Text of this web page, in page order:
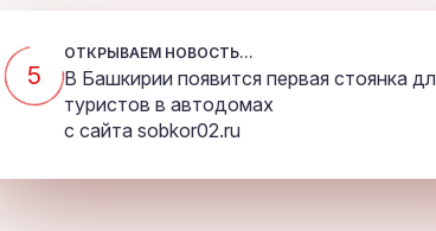
4
ОТКРЫВАЕМ НОВОСТЬ...
В Башкирии появится первая стоянка
туристов в автодомах
с сайта sobkor02.ru